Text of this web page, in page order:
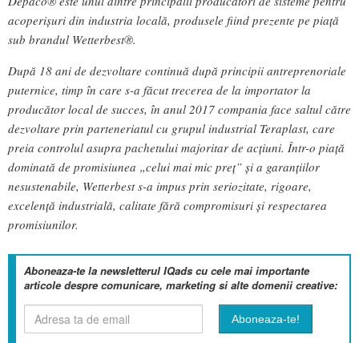
acoperişuri din industria locală, produsele fiind prezente pe piaţă
sub brandul Wetterbest®.
După 18 ani de dezvoltare continuă după principii antreprenoriale
puternice, timp în care s-a făcut trecerea de la importator la
producător local de succes, în anul 2017 compania face saltul către
dezvoltare prin parteneriatul cu grupul industrial Teraplast, care
preia controlul asupra pachetului majoritar de acţiuni. Într-o piaţă
dominată de promisiunea „celui mai mic preţ” şi a garanţiilor
nesustenabile, Wetterbest s-a impus prin seriozitate, rigoare,
excelenţă industrială, calitate fără compromisuri şi respectarea
promisiunilor.
Aboneaza-te la newsletterul IQads cu cele mai importante
articole despre comunicare, marketing si alte domenii creative: